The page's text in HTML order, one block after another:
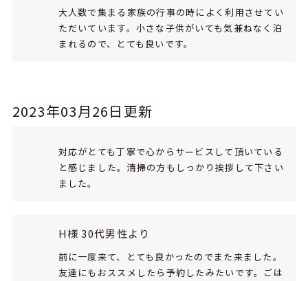
大人数で集まる家族の行事の時によく利用させてい
ただいています。小さな子供がいても気兼ねなく泊
まれるので、とても良いです。
2023年03月26日更新
対応がとても丁寧で心からサービスして頂いている
と感じました。清掃の方もしっかり挨拶して下さい
ました。
H様 30代男性より
前に一度来て、とても良かったのでまた来ました。
友達にもおススメしたら予約したみたいです。ごは